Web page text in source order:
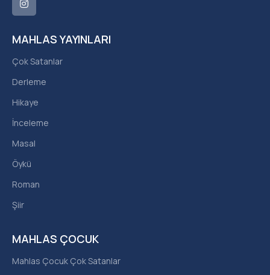
MAHLAS ÇOCUK
Mahlas Çocuk Çok Satanlar
MAHLAS YAYINLARI
Çok Satanlar
Derleme
Hikaye
İnceleme
Masal
Öykü
Roman
Şiir